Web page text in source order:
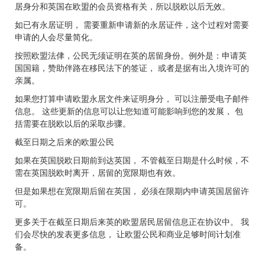
居身分和英国在欧盟的会员资格有关，所以脱欧以后无效。
如已有永居证明， 需要重新申请新的永居证件，这个过程对需要
申请的人会尽量简化。
按照欧盟法侓，公民无须证明在英的居留身份。例外是：申请英
国国籍，赞助伴路在移民法下的签证， 或者是据有出入境许可的
亲属。
如果您打算申请欧盟永居文件来证明身分， 可以注册受电子邮件
信息。 这些更新的信息可以让您知道可能影响到您的发展， 包
括需要在脱欧以后的采取步骤。
截至日期之后来的欧盟公民
如果在英国脱欧日期前到达英国， 不管截至日期是什么时候，不
需在英国脱欧时离开，居留的宽限期也有效。
但是如果想在宽限期后留在英国， 必须在限期内申请英国居留许
可。
更多关于在截至日期后来英的欧盟居民居留信息正在协议中。 我
们会尽快的发表更多信息， 让欧盟公民和商业足够时间计划准
备。